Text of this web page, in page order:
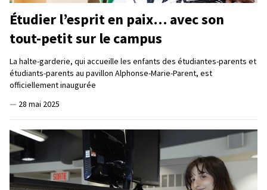
Étudier l’esprit en paix… avec son
tout-petit sur le campus
La halte-garderie, qui accueille les enfants des étudiantes-parents et
étudiants-parents au pavillon Alphonse-Marie-Parent, est
officiellement inaugurée
— 28 mai 2025